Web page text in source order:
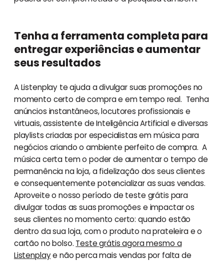
Tenha a ferramenta completa para
entregar experiências e aumentar
seus resultados
A Listenplay te ajuda a divulgar suas promoções no
momento certo de compra e em tempo real. Tenha
anúncios instantâneos, locutores profissionais e
virtuais, assistente de Inteligência Artificial e diversas
playlists criadas por especialistas em música para
negócios criando o ambiente perfeito de compra. A
música certa tem o poder de aumentar o tempo de
permanência na loja, a fidelização dos seus clientes
e consequentemente potencializar as suas vendas.
Aproveite o nosso período de teste grátis para
divulgar todas as suas promoções e impactar os
seus clientes no momento certo: quando estão
dentro da sua loja, com o produto na prateleira e o
cartão no bolso. Teste grátis agora mesmo a
Listenplaye não perca mais vendas por falta de